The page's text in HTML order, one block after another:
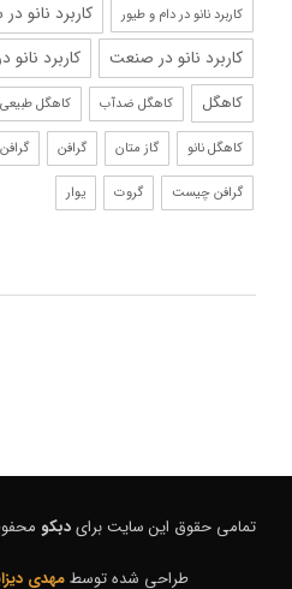
کاربرد نانو در دام و طیور
کاربرد نانو
کاربرد نانو در صنعت
کاربرد نانو
کاهگل کاهگل ضدآب کاهگل
کاهگل نانو گاز متان گرافن
گرافن چیست گروت یوار
تمامی حقوق این سایت برایدبکو
طراحی شده توسطمهدی